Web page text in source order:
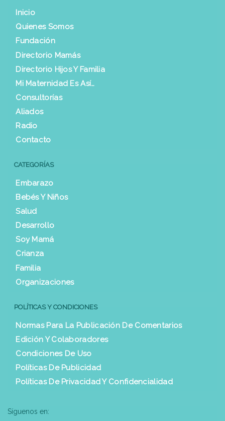
Inicio
Quienes Somos
Fundación
Directorio Mamás
Directorio Hijos Y Familia
Mi Maternidad Es Así…
Consultorías
Aliados
Radio
Contacto
CATEGORÍAS
Embarazo
Bebés Y Niños
Salud
Desarrollo
Soy Mamá
Crianza
Familia
Organizaciones
POLÍTICAS Y CONDICIONES
Normas Para La Publicación De Comentarios
Edición Y Colaboradores
Condiciones De Uso
Políticas De Publicidad
Políticas De Privacidad Y Confidencialidad
Síguenos en: